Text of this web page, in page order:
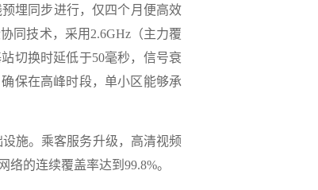
埋同步进行，仅四个月便高效
同技术‌，采用2.6GHz（主力覆
切换时延低于50毫秒，信号衰
保在高峰时段，单小区能够承
施。乘客服务升级‌，高清视频
的连续覆盖率达到99.8%。